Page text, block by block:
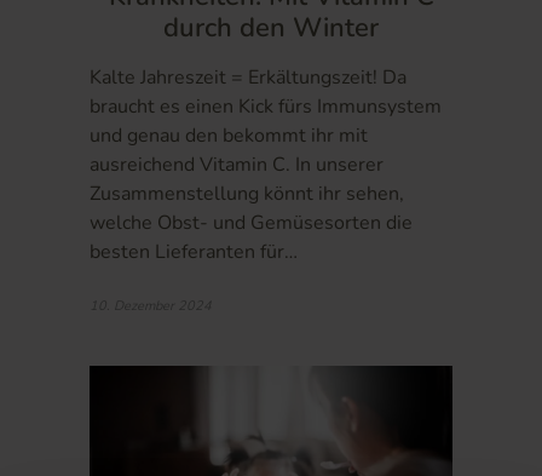
durch den Winter
Kalte Jahreszeit = Erkältungszeit! Da
braucht es einen Kick fürs Immunsystem
und genau den bekommt ihr mit
ausreichend Vitamin C. In unserer
Zusammenstellung könnt ihr sehen,
welche Obst- und Gemüsesorten die
besten Lieferanten für…
10. Dezember 2024